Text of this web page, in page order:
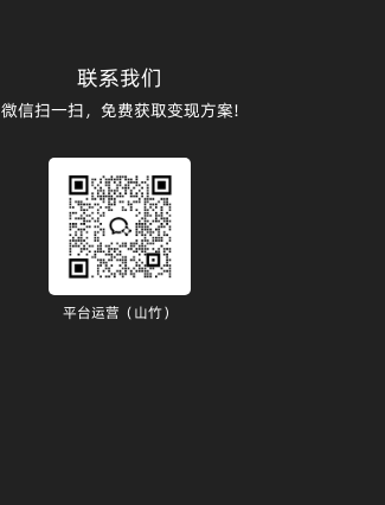
联系我们
微信扫一扫，免费获取变现方案!
平台运营（山竹）